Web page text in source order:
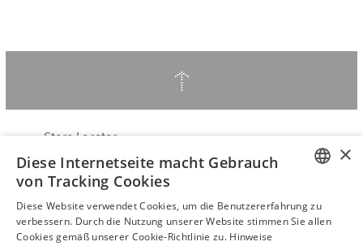
↑
Store Locator
Über Hering Berlin
Kundenservice
Kontakt
VERTRAG WIDERRUFEN
GERMAN
×
Diese Internetseite macht Gebrauch
von Tracking Cookies
Diese Website verwendet Cookies, um die Benutzererfahrung zu
verbessern. Durch die Nutzung unserer Website stimmen Sie allen
Cookies gemäß unserer Cookie-Richtlinie zu. Hinweise